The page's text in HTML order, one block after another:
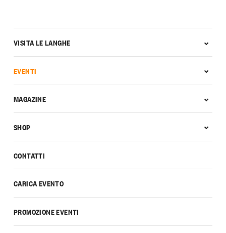
CONTATTI
CARICA EVENTO
PROMOZIONE EVENTI
VISITA LE LANGHE
EVENTI
MAGAZINE
SHOP